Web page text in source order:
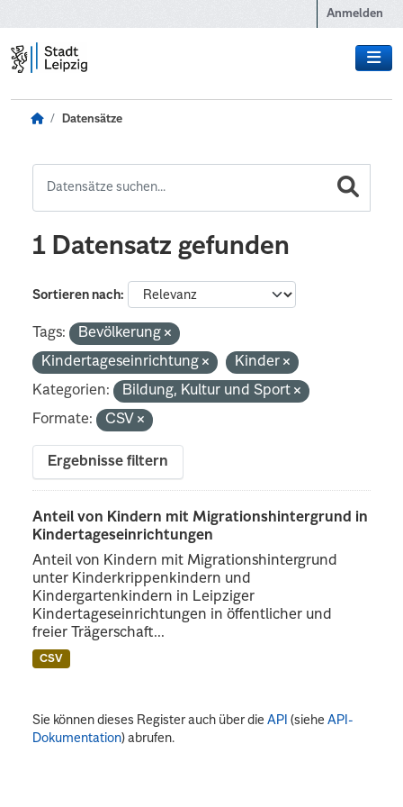
Anmelden
Datensätze
1 Datensatz gefunden
Sortieren nach
Tags:
Bevölkerung
Kindertageseinrichtung
Kinder
Kategorien:
Bildung, Kultur und Sport
Formate:
CSV
Ergebnisse filtern
Anteil von Kindern mit Migrationshintergrund in
Kindertageseinrichtungen
Anteil von Kindern mit Migrationshintergrund
unter Kinderkrippenkindern und
Kindergartenkindern in Leipziger
Kindertageseinrichtungen in öffentlicher und
freier Trägerschaft...
CSV
Sie können dieses Register auch über dieAPI (sieheAPI-
Dokumentation) abrufen.